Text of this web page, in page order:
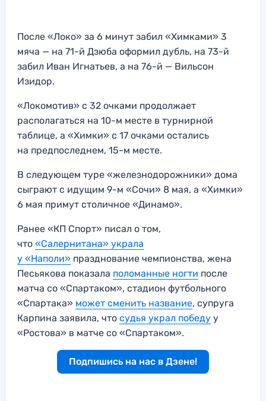
После «Локо» за 6 минут забил «Химками» 3
мяча — на 71-й Дзюба оформил дубль, на 73-й
забил Иван Игнатьев, а на 76-й — Вильсон
Изидор.
«Локомотив» с 32 очками продолжает
располагаться на 10-м месте в турнирной
таблице, а «Химки» с 17 очками остались
на предпоследнем, 15-м месте.
В следующем туре «железнодорожники» дома
сыграют с идущим 9-м «Сочи» 8 мая, а «Химки»
6 мая примут столичное «Динамо».
Ранее «КП Спорт» писал о том,
что «Салернитана» украла
у «Наполи» празднование чемпионства, жена
Песьякова показала поломанные ногти после
матча со «Спартаком», стадион футбольного
«Спартака» может сменить название, супруга
Карпина заявила, что судья украл победу у
«Ростова» в матче со «Спартаком».
Подпишись на нас в Дзене!